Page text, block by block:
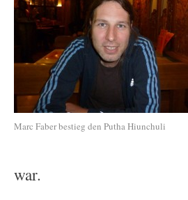
Marc Faber bestieg den Putha Hiunchuli
war.